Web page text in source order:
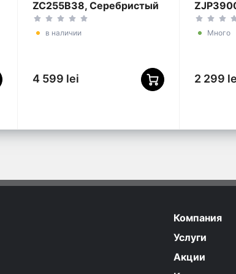
ZC255B38, Серебристый
| Черный
в наличии
4 599 lei
Много
2 299
Компания
Услуги
Акции